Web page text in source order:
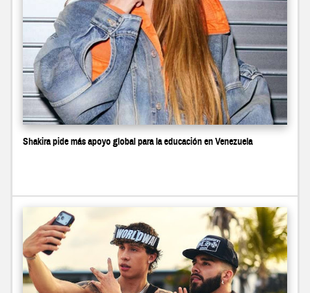
Shakira pide más apoyo global para la educación en Venezuela